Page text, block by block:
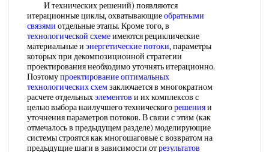
И технических решений) появляются
итерационные циклы, охватывающиеобратными
связями отдельные этапы. Кроме того, в
технологической схемеимеются рециклические
материальные и энергетические потоки, параметры
которых при декомпозиционной стратегии
проектирования необходимо уточнять итерационно.
Поэтомупроектирование оптимальных
технологических схемзаключается в многократном
расчете отдельныхэлементов и их комплексов с
целью выбора наилучшего техническогорешенияи
уточнения параметров потоков. В связи с этим (как
отмечалось в предыдущем разделе) моделирующие
системы строятся как многошаговые с возвратом на
предыдущие шаги в зависимости отрезультатов